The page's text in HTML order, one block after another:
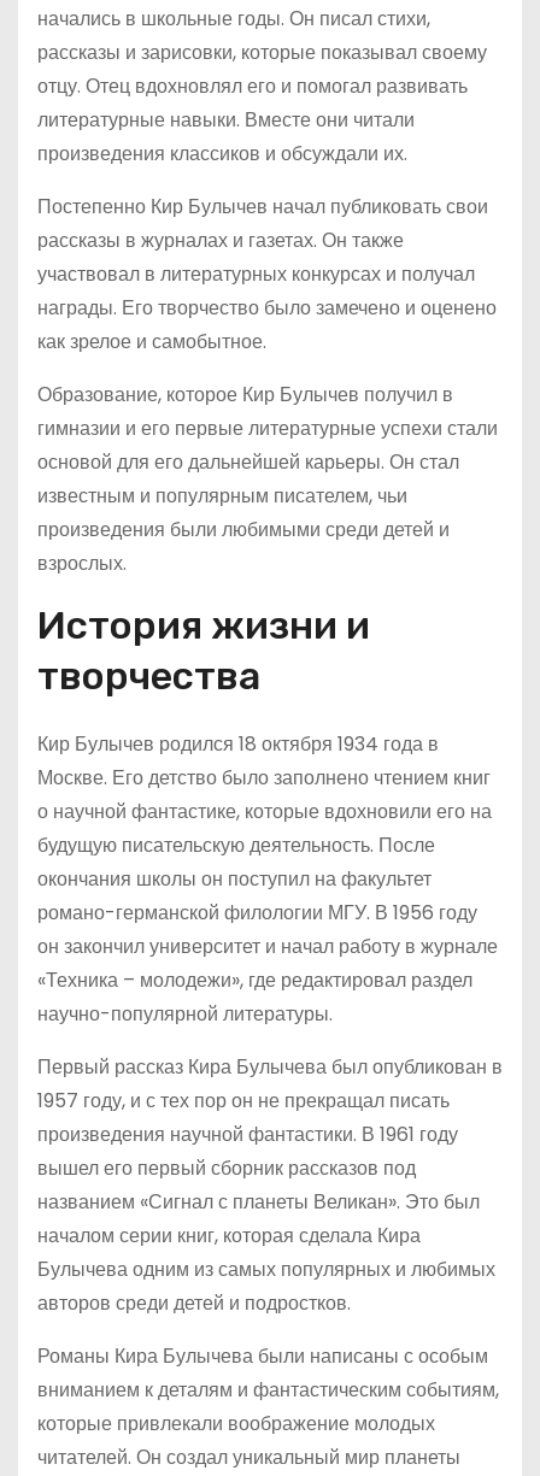
начались в школьные годы. Он писал стихи,
рассказы и зарисовки, которые показывал своему
отцу. Отец вдохновлял его и помогал развивать
литературные навыки. Вместе они читали
произведения классиков и обсуждали их.
Постепенно Кир Булычев начал публиковать свои
рассказы в журналах и газетах. Он также
участвовал в литературных конкурсах и получал
награды. Его творчество было замечено и оценено
как зрелое и самобытное.
Образование, которое Кир Булычев получил в
гимназии и его первые литературные успехи стали
основой для его дальнейшей карьеры. Он стал
известным и популярным писателем, чьи
произведения были любимыми среди детей и
взрослых.
История жизни и
творчества
Кир Булычев родился 18 октября 1934 года в
Москве. Его детство было заполнено чтением книг
о научной фантастике, которые вдохновили его на
будущую писательскую деятельность. После
окончания школы он поступил на факультет
романо-германской филологии МГУ. В 1956 году
он закончил университет и начал работу в журнале
«Техника – молодежи», где редактировал раздел
научно-популярной литературы.
Первый рассказ Кира Булычева был опубликован в
1957 году, и с тех пор он не прекращал писать
произведения научной фантастики. В 1961 году
вышел его первый сборник рассказов под
названием «Сигнал с планеты Великан». Это был
началом серии книг, которая сделала Кира
Булычева одним из самых популярных и любимых
авторов среди детей и подростков.
Романы Кира Булычева были написаны с особым
вниманием к деталям и фантастическим событиям,
которые привлекали воображение молодых
читателей. Он создал уникальный мир планеты